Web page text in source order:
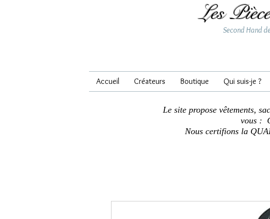
Les
Second Hand
Accueil Créateurs Boutique Qui suis-je ?
Le site propose vêtements,
vous :
Nous certifions la